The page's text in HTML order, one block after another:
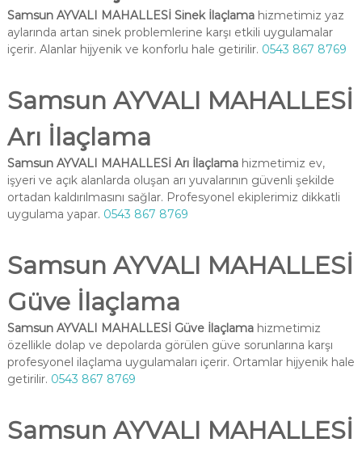
Samsun AYVALI MAHALLESİ Sinek İlaçlamahizmetimiz yaz
aylarında artan sinek problemlerine karşı etkili uygulamalar
içerir. Alanlar hijyenik ve konforlu hale getirilir. 0543 867 8769
Samsun AYVALI MAHALLESİ
Arı İlaçlama
Samsun AYVALI MAHALLESİ Arı İlaçlamahizmetimiz ev,
işyeri ve açık alanlarda oluşan arı yuvalarının güvenli şekilde
ortadan kaldırılmasını sağlar. Profesyonel ekiplerimiz dikkatli
uygulama yapar. 0543 867 8769
Samsun AYVALI MAHALLESİ
Güve İlaçlama
Samsun AYVALI MAHALLESİ Güve İlaçlamahizmetimiz
özellikle dolap ve depolarda görülen güve sorunlarına karşı
profesyonel ilaçlama uygulamaları içerir. Ortamlar hijyenik hale
getirilir. 0543 867 8769
Samsun AYVALI MAHALLESİ